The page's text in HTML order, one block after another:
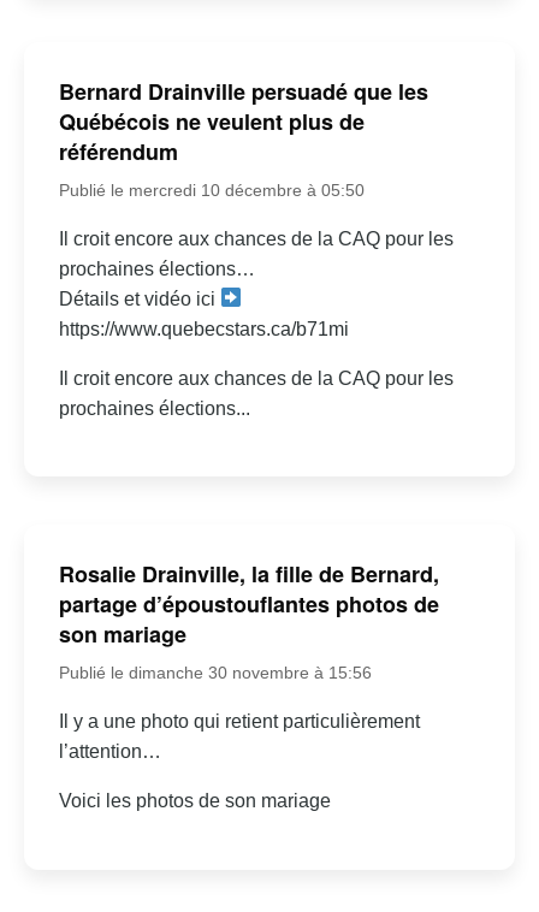
Bernard Drainville persuadé que les
Québécois ne veulent plus de
référendum
Publié le mercredi 10 décembre à 05:50
Il croit encore aux chances de la CAQ pour les
prochaines élections…
Détails et vidéo ici
https://www.quebecstars.ca/b71mi
Il croit encore aux chances de la CAQ pour les
prochaines élections...
Rosalie Drainville, la fille de Bernard,
partage d’époustouflantes photos de
son mariage
Publié le dimanche 30 novembre à 15:56
Il y a une photo qui retient particulièrement
l’attention…
Voici les photos de son mariage